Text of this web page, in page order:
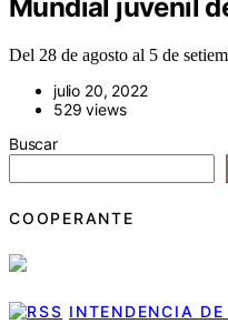
Mundial juvenil
Del 28 de agosto al 5 de
julio 20, 2022
529 views
Buscar
COOPERANTE
INTENDENCIA